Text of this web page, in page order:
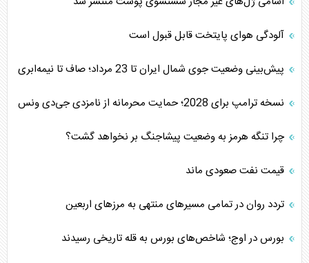
آلودگی هوای پایتخت قابل قبول است
پیش‌بینی وضعیت جوی شمال ایران تا 23 مرداد‌؛ صاف تا نیمه‌ابری
نسخه ترامپ برای 2028؛ حمایت محرمانه از نامزدی جی‌دی ونس
چرا تنگه هرمز به وضعیت پیشاجنگ بر نخواهد گشت؟
قیمت نفت صعودی ماند
تردد روان در تمامی مسیرهای منتهی به مرزهای اربعین
بورس در اوج؛ شاخص‌های بورس به قله تاریخی رسیدند